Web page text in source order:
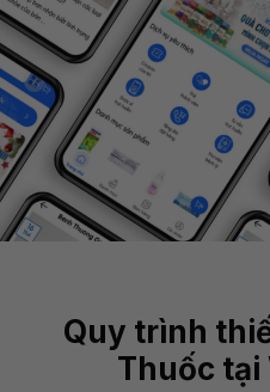
Quy trình
Thuốc tại